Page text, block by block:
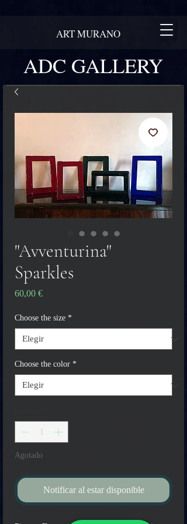
ADC GALLERY
ART MURANO
"Avventurina"
Sparkles
60,00 €Precio
Choose the size *
Choose the color *
Agotado
Notificar al estar disponible